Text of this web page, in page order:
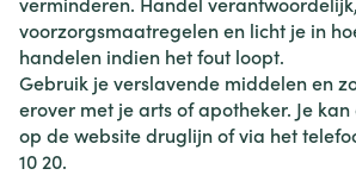
voorzorgsmaatregelen en licht je in
handelen indien het fout loopt.
Gebruik je verslavende middelen en
erover met je arts of apotheker. Je
op de website druglijn of via het
10 20.